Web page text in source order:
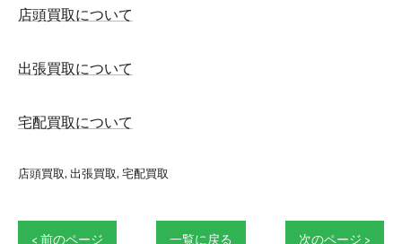
店頭買取について
出張買取について
宅配買取について
店頭買取 出張買取 宅配買取